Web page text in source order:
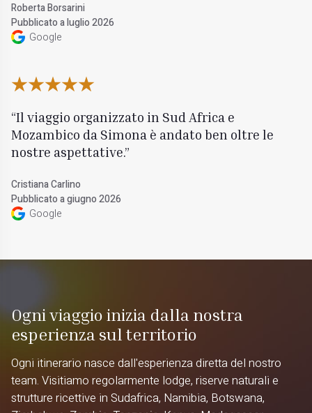
Roberta Borsarini
Pubblicato a luglio 2026
Google
Il viaggio organizzato in Sud Africa e
Mozambico da Simona è andato ben oltre le
nostre aspettative.
Cristiana Carlino
Pubblicato a giugno 2026
Google
Ogni viaggio inizia dalla nostra
esperienza sul territorio
Ogni itinerario nasce dall'esperienza diretta del nostro
team. Visitiamo regolarmente lodge, riserve naturali e
strutture ricettive in Sudafrica, Namibia, Botswana,